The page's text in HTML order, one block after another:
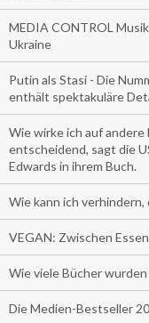
MEDIA CONTROL
Ukraine
Putin als Stasi - Die
enthält spektakuläre
Wie wirke ich auf
entscheidend, sagt die
Edwards in ihrem Buch.
Wie kann ich verhindern,
VEGAN: Zwischen
Wie viele Bücher
Die Medien-Bestseller